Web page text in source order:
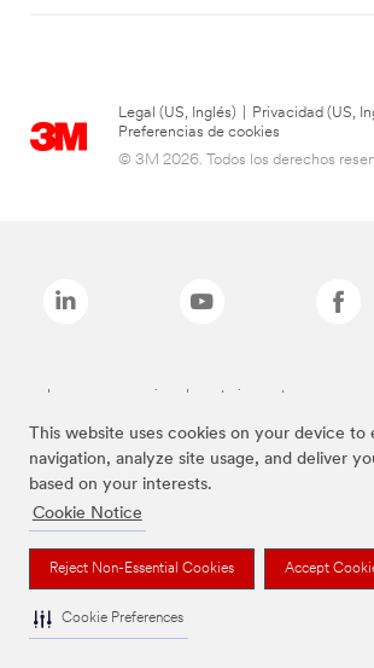
This website uses cookies on your device to
navigation, analyze site usage, and deliver
based on your interests.
Cookie Notice
Reject Non-Essential Cookies Accept
Cookie Preferences
Legal (US, Inglés) Privacidad (US,
Preferencias de cookies
© 3M 2026. Todos los derechos
Las marcas mencionadas anteriormente son marcas